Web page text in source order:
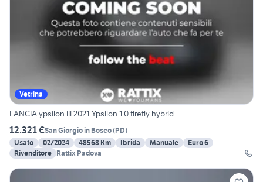
Vetrina
LANCIA ypsilon iii 2021 Ypsilon 1.0 firefly hybrid
12.321 €San Giorgio in Bosco(PD)
Usato
02/2024 48568 Km Ibrida Manuale
Euro 6
Rivenditore Rattix Padova